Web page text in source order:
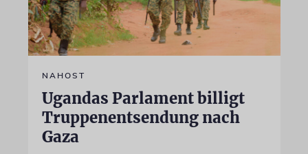
NAHOST
Ugandas Parlament billigt
Truppenentsendung nach
Gaza